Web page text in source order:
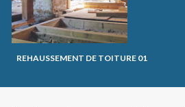
REHAUSSEMENT DE TOITURE 01